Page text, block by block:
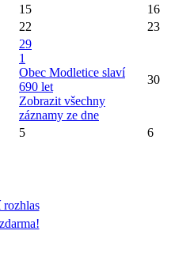
15
16
22 23
29
1
Obec Modletice slaví
690 let
Zobrazit všechny
záznamy ze dne
30
5 6